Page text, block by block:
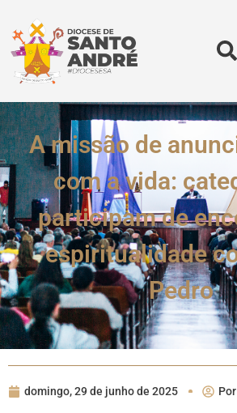
A missão de
com a vida:
participam de
espiritualidade
Pedro
domingo, 29 de junho de 2025 Por